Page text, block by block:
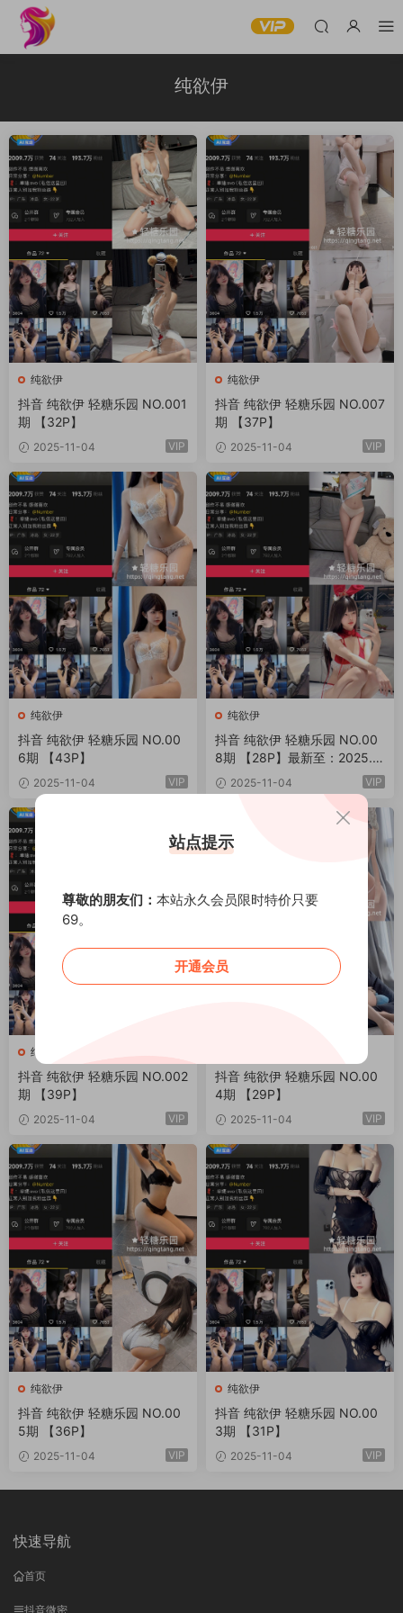
纯欲伊
纯欲伊
抖音 纯欲伊 轻糖乐园 NO.001
期 【32P】
2025-11-04 VIP
纯欲伊
抖音 纯欲伊 轻糖乐园 NO.007
期 【37P】
2025-11-04 VIP
纯欲伊
抖音 纯欲伊 轻糖乐园 NO.00
6期 【43P】
2025-11-04 VIP
纯欲伊
抖音 纯欲伊 轻糖乐园 NO.00
8期 【28P】最新至：2025.1
1.7 2025-11-04 VIP
纯欲伊
抖音 纯欲伊 轻糖乐园 NO.002
期 【39P】
2025-11-04 VIP
抖音 纯欲伊 轻糖乐园 NO.00
4期 【29P】
2025-11-04 VIP
纯欲伊
抖音 纯欲伊 轻糖乐园 NO.00
5期 【36P】
2025-11-04 VIP
纯欲伊
抖音 纯欲伊 轻糖乐园 NO.00
3期 【31P】
2025-11-04 VIP
快速导航
首页
抖音微密
站点提示
尊敬的朋友们： 本站永久会员限时特价只要
69。
开通会员